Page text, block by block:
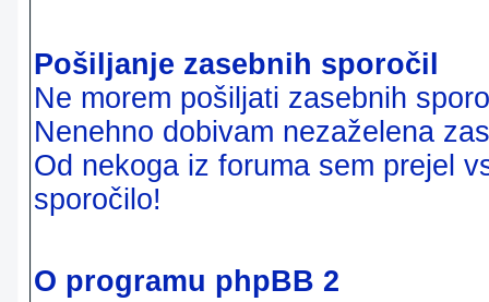
Pošiljanje zasebnih sporočil
Ne morem pošiljati zasebnih
Nenehno dobivam nezaželena
Od nekoga iz foruma sem prejel
sporočilo!
O programu phpBB 2